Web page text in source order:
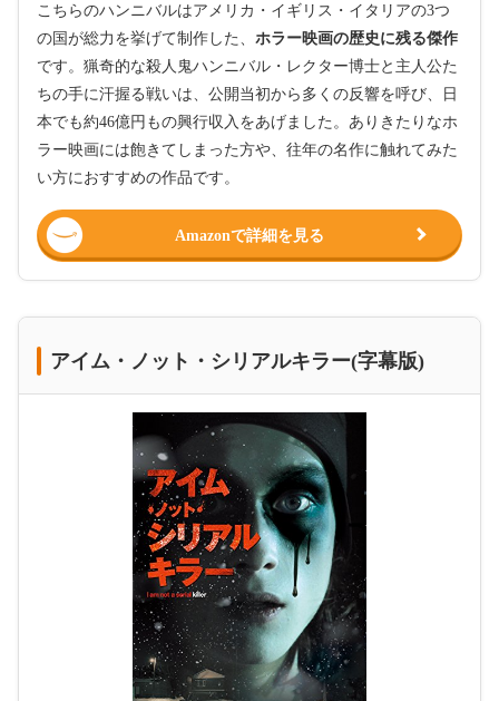
こちらのハンニバルはアメリカ・イギリス・イタリアの3つ
の国が総力を挙げて制作した、 ホラー映画の歴史に残る傑作
です。猟奇的な殺人鬼ハンニバル・レクター博士と主人公た
ちの手に汗握る戦いは、公開当初から多くの反響を呼び、日
本でも約46億円もの興行収入をあげました。ありきたりなホ
ラー映画には飽きてしまった方や、往年の名作に触れてみた
い方におすすめの作品です。
Amazonで詳細を見る
アイム・ノット・シリアルキラー(字幕版)